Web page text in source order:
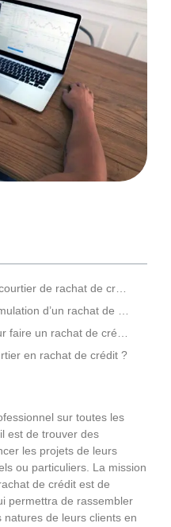
en rachat de crédit ?
sur toutes les
est de trouver des
les projets de leurs
ou particuliers. La mission
de crédit est de
permettra de rassembler
de leurs clients en